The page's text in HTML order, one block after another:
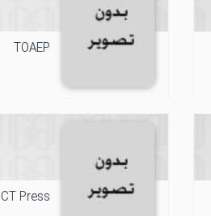
TOAEP
Press